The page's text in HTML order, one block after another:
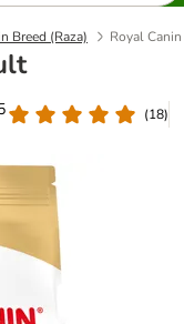
Breed (Raza) Royal
(18)